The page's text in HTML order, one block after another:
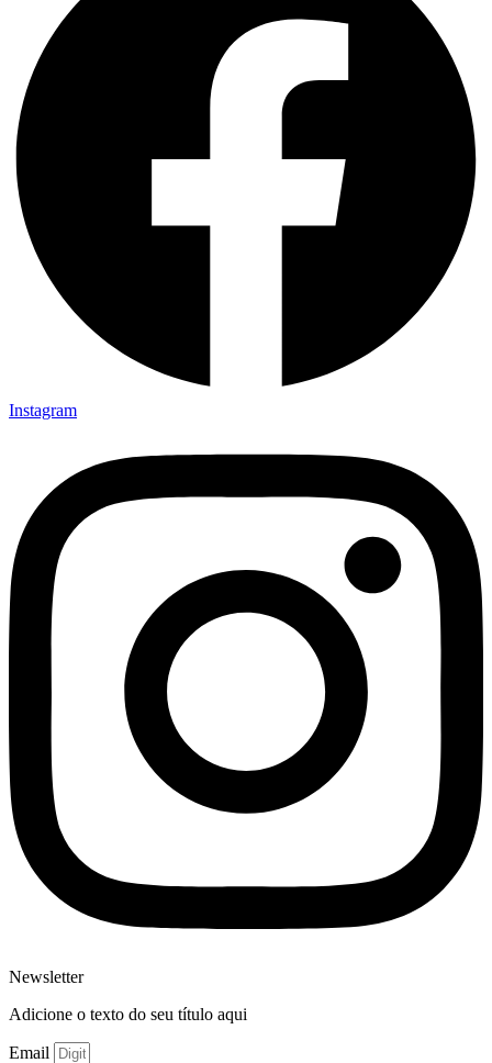
Instagram
Newsletter
Adicione o texto do seu título aqui
Email